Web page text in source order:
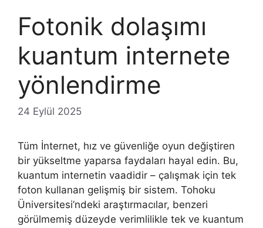
Fotonik dolaşımı
kuantum internete
yönlendirme
24 Eylül 2025
Tüm İnternet, hız ve güvenliğe oyun değiştiren
bir yükseltme yaparsa faydaları hayal edin. Bu,
kuantum internetin vaadidir – çalışmak için tek
foton kullanan gelişmiş bir sistem. Tohoku
Üniversitesi’ndeki araştırmacılar, benzeri
görülmemiş düzeyde verimlilikle tek ve kuantum